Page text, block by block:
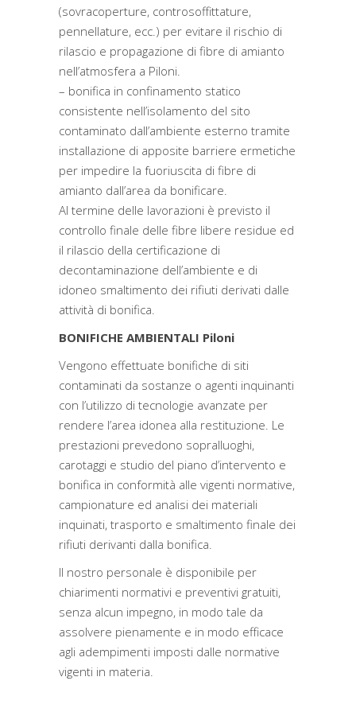
(sovracoperture, controsoffittature,
pennellature, ecc.) per evitare il rischio di
rilascio e propagazione di fibre di amianto
nell’atmosfera a Piloni.
– bonifica in confinamento statico
consistente nell’isolamento del sito
contaminato dall’ambiente esterno tramite
installazione di apposite barriere ermetiche
per impedire la fuoriuscita di fibre di
amianto dall’area da bonificare.
Al termine delle lavorazioni è previsto il
controllo finale delle fibre libere residue ed
il rilascio della certificazione di
decontaminazione dell’ambiente e di
idoneo smaltimento dei rifiuti derivati dalle
attività di bonifica.
BONIFICHE AMBIENTALI Piloni
Vengono effettuate bonifiche di siti
contaminati da sostanze o agenti inquinanti
con l’utilizzo di tecnologie avanzate per
rendere l’area idonea alla restituzione. Le
prestazioni prevedono sopralluoghi,
carotaggi e studio del piano d’intervento e
bonifica in conformità alle vigenti normative,
campionature ed analisi dei materiali
inquinati, trasporto e smaltimento finale dei
rifiuti derivanti dalla bonifica.
Il nostro personale è disponibile per
chiarimenti normativi e preventivi gratuiti,
senza alcun impegno, in modo tale da
assolvere pienamente e in modo efficace
agli adempimenti imposti dalle normative
vigenti in materia.